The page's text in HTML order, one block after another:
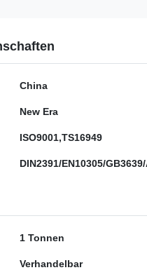
China
New Era
ISO9001,TS16949
DIN2391/EN10305/
1 Tonnen
Verhandelbar